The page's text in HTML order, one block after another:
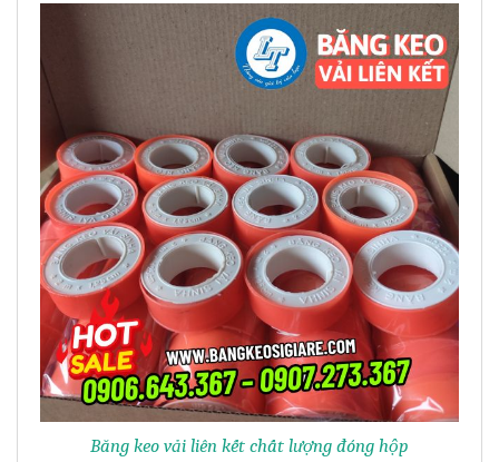
Băng keo vải liên kết chất lượng đóng hộp